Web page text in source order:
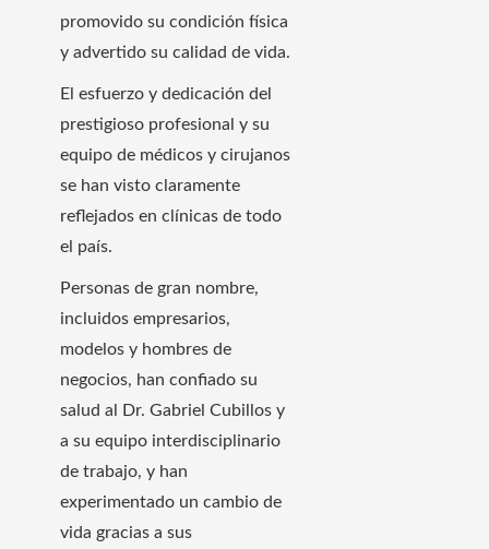
promovido su condición física
y advertido su calidad de vida.
El esfuerzo y dedicación del
prestigioso profesional y su
equipo de médicos y cirujanos
se han visto claramente
reflejados en clínicas de todo
el país.
Personas de gran nombre,
incluidos empresarios,
modelos y hombres de
negocios, han confiado su
salud al Dr. Gabriel Cubillos y
a su equipo interdisciplinario
de trabajo, y han
experimentado un cambio de
vida gracias a sus